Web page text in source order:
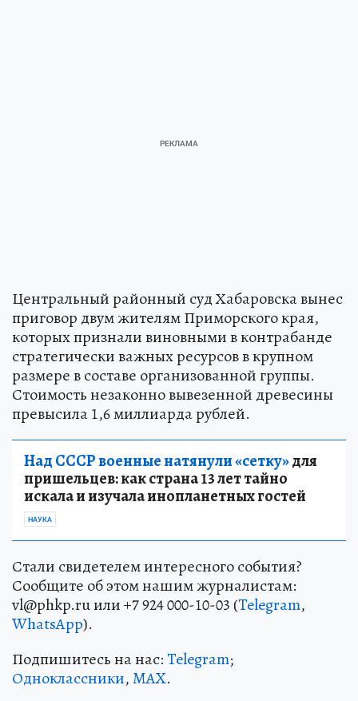
Центральный районный суд Хабаровска вынес
приговор двум жителям Приморского края,
которых признали виновными в контрабанде
стратегически важных ресурсов в крупном
размере в составе организованной группы.
Стоимость незаконно вывезенной древесины
превысила 1,6 миллиарда рублей.
Над СССР военные натянули «сетку»для
пришельцев: как страна 13 лет тайно
искала и изучала инопланетных гостей
НАУКА
Стали свидетелем интересного события?
Сообщите об этом нашим журналистам:
vl@phkp.ru или +7 924 000-10-03 (Telegram,
WhatsApp).
Подпишитесь на нас:Telegram;
Одноклассники,MAX.